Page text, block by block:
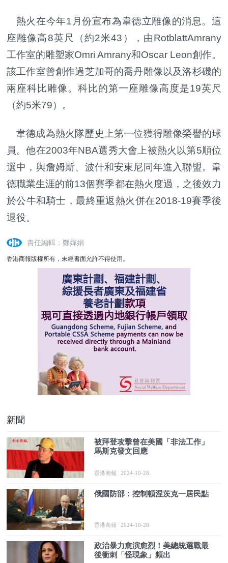
熱火在今年1月份宣布為韋德立雕像的消息。這
座雕像高8英尺（約2米43），由RotblattAmrany
工作室的雕塑家Omri Amrany和Oscar Leon創作。
該工作室曾創作過芝加哥的喬丹雕像以及洛杉磯的
兩座科比雕像。科比的第一座雕像高度是19英尺
（約5米79）。
韋德成為熱火隊歷史上第一位獲得雕像榮譽的球
員。他在2003年NBA選秀大會上被熱火以第5順位
選中，與詹姆斯、波什和安東尼同年進入聯盟。韋
德職業生涯的前13個賽季都在熱火度過，之後效力
於公牛和騎士，最終重返熱火併在2018-19賽季後
退役。
責任編輯：鄭嬋娟
香港商報版權所有，未經書面允許不得使用。
新聞
被拜登攻擊曾在美國「非法工作」
馬斯克發文回應
香港商報 2024-10-28
俄國防部：控制頓涅茨克一居民點
香港商報 2024-10-28
政治暴力愈演愈烈！美總統選戰最
後衝刺「怪現象」頻出